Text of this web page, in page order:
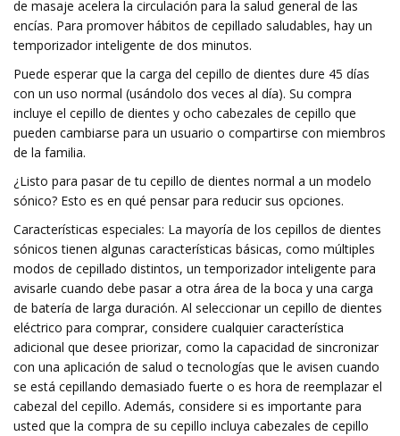
de masaje acelera la circulación para la salud general de las
encías. Para promover hábitos de cepillado saludables, hay un
temporizador inteligente de dos minutos.
Puede esperar que la carga del cepillo de dientes dure 45 días
con un uso normal (usándolo dos veces al día). Su compra
incluye el cepillo de dientes y ocho cabezales de cepillo que
pueden cambiarse para un usuario o compartirse con miembros
de la familia.
¿Listo para pasar de tu cepillo de dientes normal a un modelo
sónico? Esto es en qué pensar para reducir sus opciones.
Características especiales: La mayoría de los cepillos de dientes
sónicos tienen algunas características básicas, como múltiples
modos de cepillado distintos, un temporizador inteligente para
avisarle cuando debe pasar a otra área de la boca y una carga
de batería de larga duración. Al seleccionar un cepillo de dientes
eléctrico para comprar, considere cualquier característica
adicional que desee priorizar, como la capacidad de sincronizar
con una aplicación de salud o tecnologías que le avisen cuando
se está cepillando demasiado fuerte o es hora de reemplazar el
cabezal del cepillo. Además, considere si es importante para
usted que la compra de su cepillo incluya cabezales de cepillo